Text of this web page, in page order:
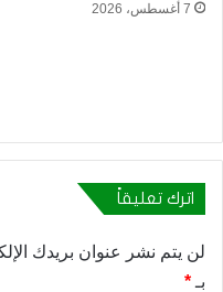
7 أغسطس، 2026
اترك تعليقاً
لن يتم نشر عنوان بريدك
بـ *